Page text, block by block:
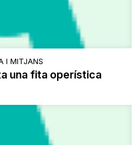
I MITJANS
una fita operística